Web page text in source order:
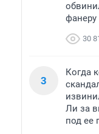
фанеру
30
3
Когда
Ли за
под ее